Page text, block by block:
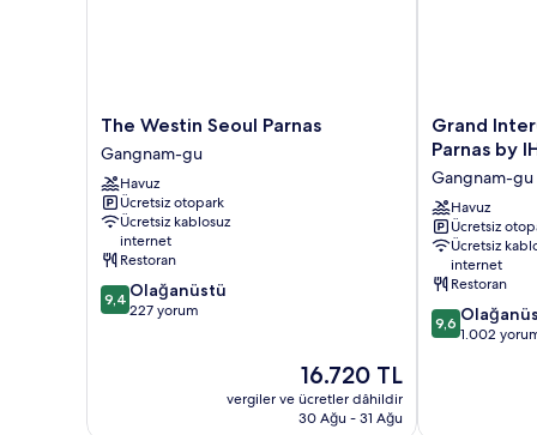
detay
The
Westin
Seoul
Parnas
Gangnam-
gu
The Westin Seoul Parnas
Gangnam-gu
Havuz
Ücretsiz otopark
Ücretsiz kablosuz
internet
Restoran
10
üzerinden
9,4 Olağanüstü
227 yorum
Güncel
fiyat:
16.720 TL
16.720 TL
vergiler ve ücretler dâhildir
30 Ağu - 31 Ağu
Grand
Parnas
by
IHG
Gangnam-
gu
Grand
Parnas by
Gangnam-gu
Havuz
Ücretsiz
Ücretsiz
internet
Restoran
10
üzerinden
9,6
1.002